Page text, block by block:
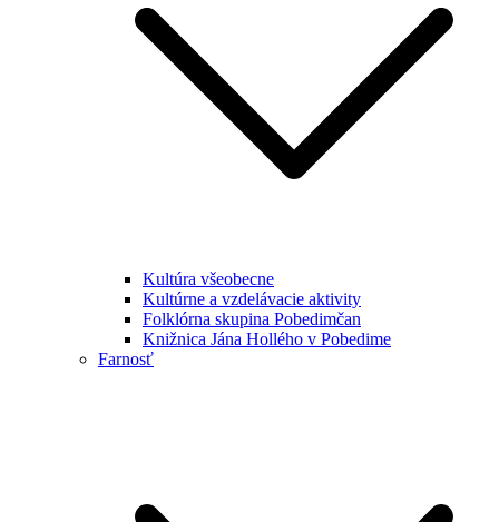
Kultúra všeobecne
Kultúrne a vzdelávacie aktivity
Folklórna skupina Pobedimčan
Knižnica Jána Hollého v Pobedime
Farnosť